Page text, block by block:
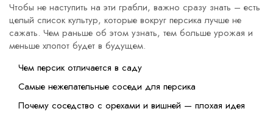
Чтобы не наступить на эти грабли, важно сразу знать – есть
целый список культур, которые вокруг персика лучше не
сажать. Чем раньше об этом узнать, тем больше урожая и
меньше хлопот будет в будущем.
Чем персик отличается в саду
Самые нежелательные соседи для персика
Почему соседство с орехами и вишней — плохая идея